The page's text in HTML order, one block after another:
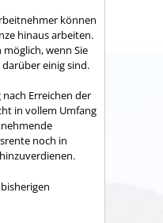
können
hinaus arbeiten.
wenn Sie
einig sind.
Erreichen der
in vollem Umfang
noch in